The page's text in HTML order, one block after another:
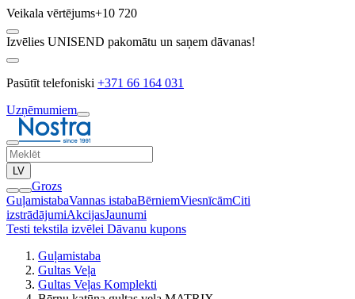
Veikala vērtējums+10 720
Izvēlies UNISEND pakomātu un saņem dāvanas!
Pasūtīt telefoniski +371 66 164 031
Uzņēmumiem
LV
Grozs
GuļamistabaVannas istabaBērniemViesnīcāmCiti
izstrādājumiAkcijasJaunumi
Testi tekstila izvēlei Dāvanu kupons
Guļamistaba
Gultas Veļa
Gultas Veļas Komplekti